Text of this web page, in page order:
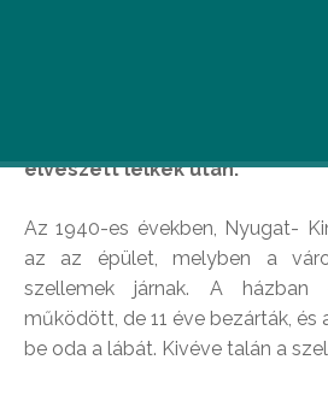
elveszett lelkek után.
Az 1940-es években, Nyugat-
az az épület, melyben a
szellemek járnak. A házban
működött, de 11 éve bezárták,
be oda a lábát. Kivéve talán a